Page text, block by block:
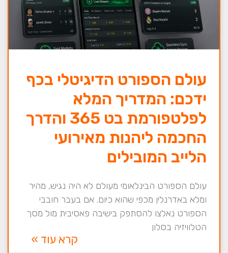
עולם הספורט הדיגיטלי בכף
ידכם: המדריך המלא
לפלטפורמת בט 365 והדרך
החכמה ליהנות מאירועי
הלייב המובילים
עולם הספורט הבינלאומי מעולם לא היה נגיש, מהיר
ומלא באדרנלין מכפי שהוא כיום. אם בעבר חובבי
הספורט נאלצו להסתפק בישיבה פאסיבית מול מסך
הטלוויזיה בסלון
קרא עוד »